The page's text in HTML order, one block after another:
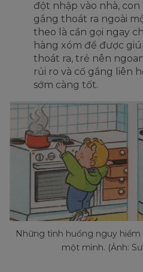
đột nhập vào nhà,
gắng thoát ra ngoài
theo là cần gọi ngay
hàng xóm để được
thoát ra, trẻ nên
rủi ro và cố gắng liên
sớm càng tốt.
Những tình huống nguy hiểm
một mình. (Ảnh: